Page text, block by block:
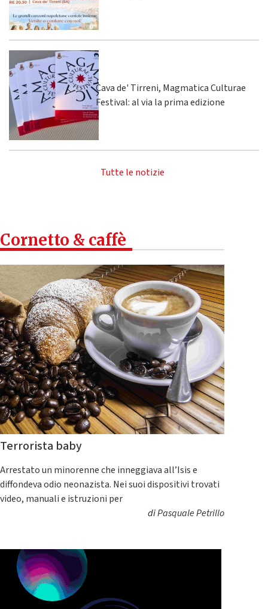
Cava de' Tirreni, Magmatica Culturae
Festival: al via la prima edizione
Tutte le notizie
Cornetto & caffè
Terrorista baby
Arrestato un minorenne che inneggiava all’Isis e
diffondeva odio neonazista. Nei suoi dispositivi trovati
video, manuali e istruzioni per
diPasquale Petrillo